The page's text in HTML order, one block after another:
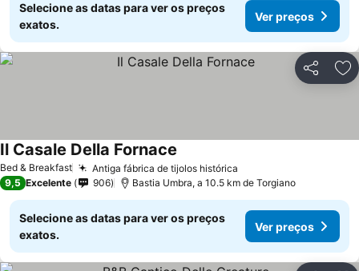
Selecione as datas para ver os preços
exatos.
Ver preços
Partilhar
Bed & Breakfast Antiga fábrica de tijolos histórica
Il Casale Della Fornace
9,5 Excelente 906 Bastia Umbra, a 10.5 km de Torgiano
Selecione as datas para ver os preços
exatos.
Ver preços